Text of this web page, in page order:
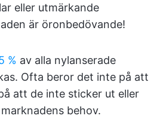
eller utmärkande
är öronbedövande!
% av alla nylanserade
Ofta beror det inte på att
att de inte sticker ut eller
behov.